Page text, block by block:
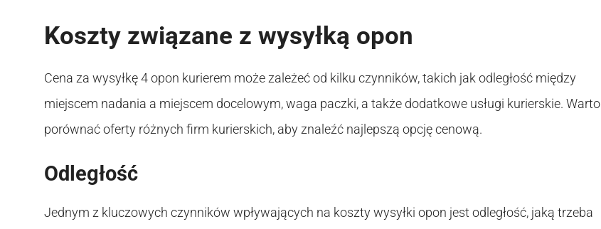
Koszty związane z wysyłką opon
Cena za wysyłkę 4 opon kurierem może zależeć od kilku czynników, takich jak odległość między
miejscem nadania a miejscem docelowym, waga paczki, a także dodatkowe usługi kurierskie. Warto
porównać oferty różnych firm kurierskich, aby znaleźć najlepszą opcję cenową.
Odległość
Jednym z kluczowych czynników wpływających na koszty wysyłki opon jest odległość, jaką trzeba